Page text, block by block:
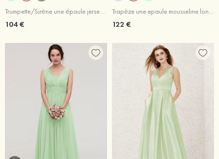
Trumpette/Sirène une épaule jersey ras du sol robe de demoiselle d'honneur
104 €
Trapèze une epaule mousseline longueur ras du sol robe de demoiselle d'honneur avec plissé
122 €